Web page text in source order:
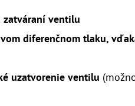
zatváraní ventilu
diferenčnom tlaku,
uzatvorenie ventilu